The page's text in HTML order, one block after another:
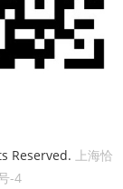
Reserved. 上海恰
-4